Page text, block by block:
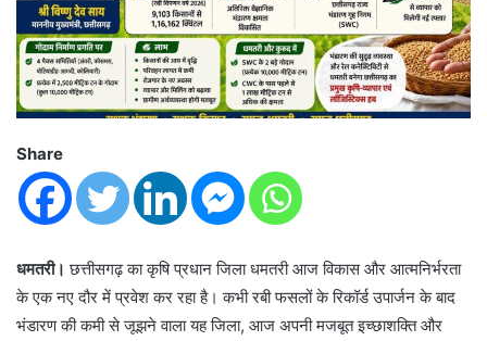
Share
धमतरी। छत्तीसगढ़ का कृषि प्रधान जिला धमतरी आज विकास और आत्मनिर्भरता
के एक नए दौर में प्रवेश कर रहा है। कभी रबी फसलों के रिकॉर्ड उपार्जन के बाद
भंडारण की कमी से जूझने वाला यह जिला, आज अपनी मजबूत इच्छाशक्ति और